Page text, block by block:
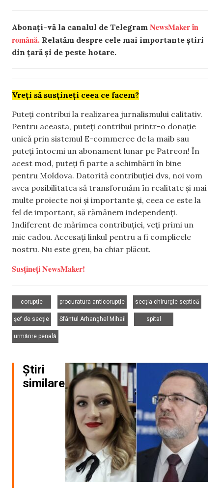
Abonați-vă la canalul de Telegram NewsMaker în
română. Relatăm despre cele mai importante știri
din țară și de peste hotare.
Vreți să susțineți ceea ce facem?
Puteți contribui la realizarea jurnalismului calitativ.
Pentru aceasta, puteți contribui printr-o donație
unică prin sistemul E-commerce de la maib sau
puteți întocmi un abonament lunar pe Patreon! În
acest mod, puteți fi parte a schimbării în bine
pentru Moldova. Datorită contribuției dvs, noi vom
avea posibilitatea să transformăm în realitate și mai
multe proiecte noi și importante și, ceea ce este la
fel de important, să rămânem independenți.
Indiferent de mărimea contribuției, veți primi un
mic cadou. Accesați linkul pentru a fi complicele
nostru. Nu este greu, ba chiar plăcut.
Susțineți NewsMaker!
corupție
procuratura anticorupție
secția chirurgie septică
șef de secție
Sfântul Arhanghel Mihail
spital
urmărire penală
Știri
similare